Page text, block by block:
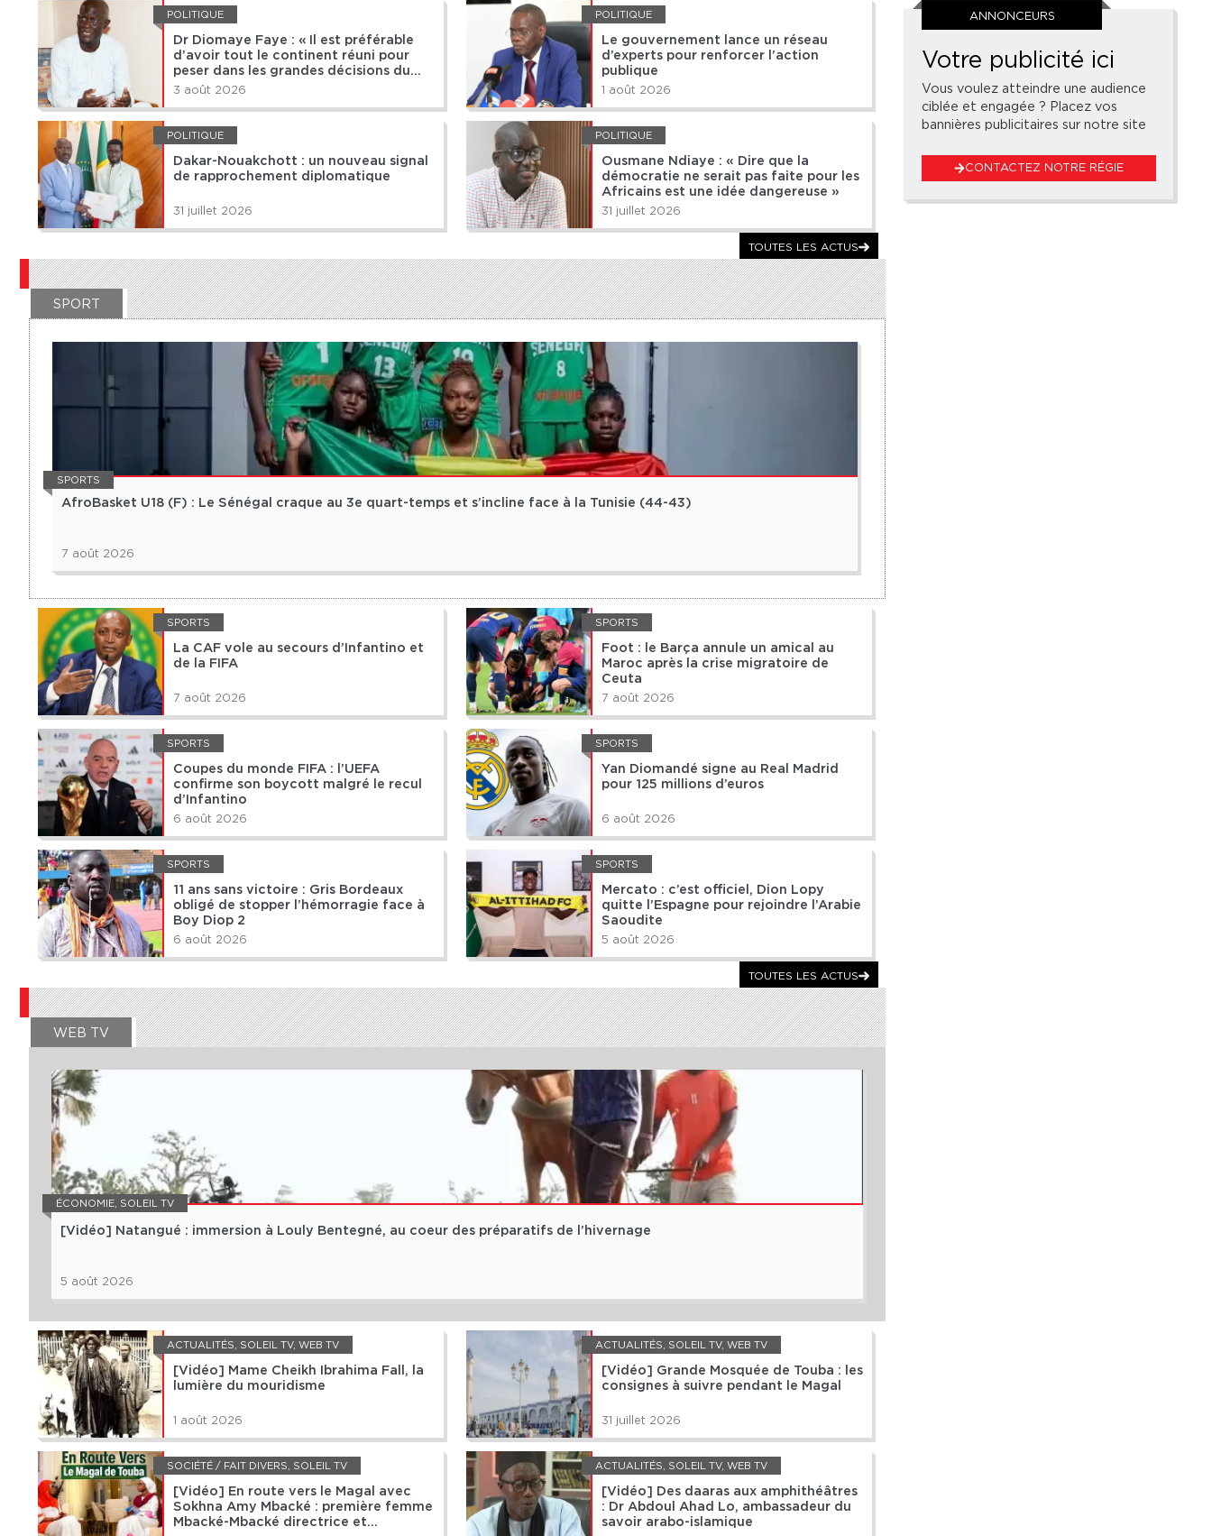
POLITIQUE
Dr Diomaye Faye : « Il est préférable
d’avoir tout le continent réuni pour
peser dans les grandes décisions du
monde »
3 août 2026
POLITIQUE
Le gouvernement lance un réseau
d’experts pour renforcer l’action
publique
1 août 2026
POLITIQUE
Dakar-Nouakchott : un nouveau signal
de rapprochement diplomatique
31 juillet 2026
POLITIQUE
Ousmane Ndiaye : « Dire que la
démocratie ne serait pas faite pour les
Africains est une idée dangereuse »
31 juillet 2026
TOUTES LES ACTUS
SPORT
SPORTS
AfroBasket U18 (F) : Le Sénégal craque au 3e quart-temps et s’incline face à la Tunisie (44-43)
7 août 2026
SPORTS
SPORTS
La CAF vole au secours d’Infantino et
de la FIFA
7 août 2026
SPORTS
Foot : le Barça annule un amical au
Maroc après la crise migratoire de
Ceuta
7 août 2026
SPORTS
Coupes du monde FIFA : l’UEFA
confirme son boycott malgré le recul
d’Infantino
6 août 2026
SPORTS
Yan Diomandé signe au Real Madrid
pour 125 millions d’euros
6 août 2026
SPORTS
11 ans sans victoire : Gris Bordeaux
obligé de stopper l’hémorragie face à
Boy Diop 2
6 août 2026
SPORTS
Mercato : c’est officiel, Dion Lopy
quitte l’Espagne pour rejoindre l’Arabie
Saoudite
5 août 2026
TOUTES LES ACTUS
WEB TV
ÉCONOMIE SOLEIL TV
[Vidéo] Natangué : immersion à Louly Bentegné, au coeur des préparatifs de l’hivernage
5 août 2026
ACTUALITÉS SOLEIL TV, WEB TV
[Vidéo] Mame Cheikh Ibrahima Fall, la
lumière du mouridisme
1 août 2026
ACTUALITÉS SOLEIL TV, WEB TV
[Vidéo] Grande Mosquée de Touba : les
consignes à suivre pendant le Magal
31 juillet 2026
SOCIÉTÉ / FAIT DIVERS SOLEIL TV
[Vidéo] En route vers le Magal avec
Sokhna Amy Mbacké : première femme
Mbacké-Mbacké directrice et
ACTUALITÉS SOLEIL TV, WEB TV
[Vidéo] Des daaras aux amphithéâtres
: Dr Abdoul Ahad Lo, ambassadeur du
savoir arabo-islamique
ANNONCEURS
Votre publicité ici
Vous voulez atteindre une audience
ciblée et engagée ? Placez vos
bannières publicitaires sur notre site
CONTACTEZ NOTRE RÉGIE